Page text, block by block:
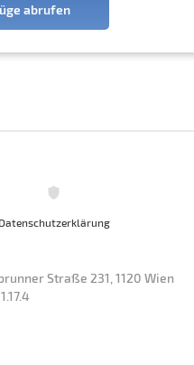
abrufen
Datenschutzerklärung
Straße 231, 1120 Wien